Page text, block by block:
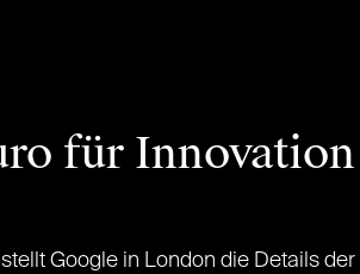
für
Google in London die Details